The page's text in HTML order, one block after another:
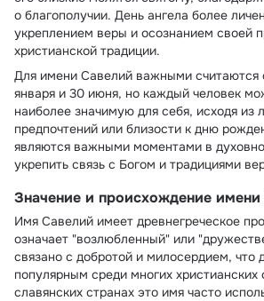
о благополучии. День ангела более
укреплением веры и осознанием своей
христианской традиции.
Для имени Савелий важными считаются
января и 30 июня, но каждый человек
наиболее значимую для себя, исходя из
предпочтений или близости к дню
являются важными моментами в
укрепить связь с Богом и традициями
Значение и происхождение
Имя Савелий имеет древнегреческое
означает "возлюбленный" или
связано с добротой и милосердием, что
популярным среди многих
славянских странах это имя часто